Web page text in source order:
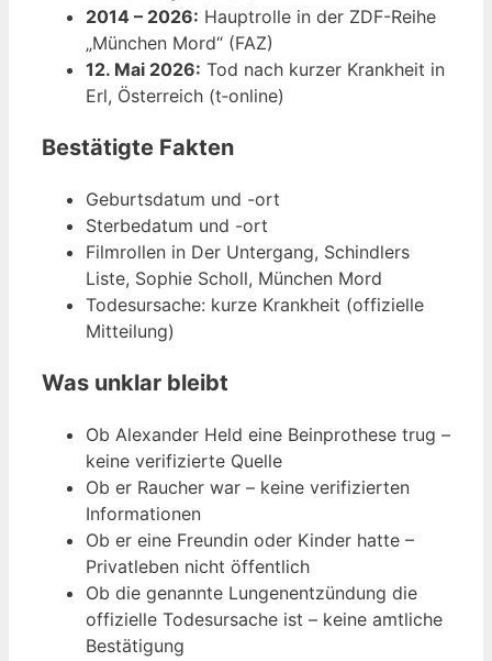
2014 – 2026: Hauptrolle in der ZDF-Reihe
„München Mord“ (FAZ)
12. Mai 2026: Tod nach kurzer Krankheit in
Erl, Österreich (t‑online)
Bestätigte Fakten
Geburtsdatum und -ort
Sterbedatum und -ort
Filmrollen in Der Untergang, Schindlers
Liste, Sophie Scholl, München Mord
Todesursache: kurze Krankheit (offizielle
Mitteilung)
Was unklar bleibt
Ob Alexander Held eine Beinprothese trug –
keine verifizierte Quelle
Ob er Raucher war – keine verifizierten
Informationen
Ob er eine Freundin oder Kinder hatte –
Privatleben nicht öffentlich
Ob die genannte Lungenentzündung die
offizielle Todesursache ist – keine amtliche
Bestätigung